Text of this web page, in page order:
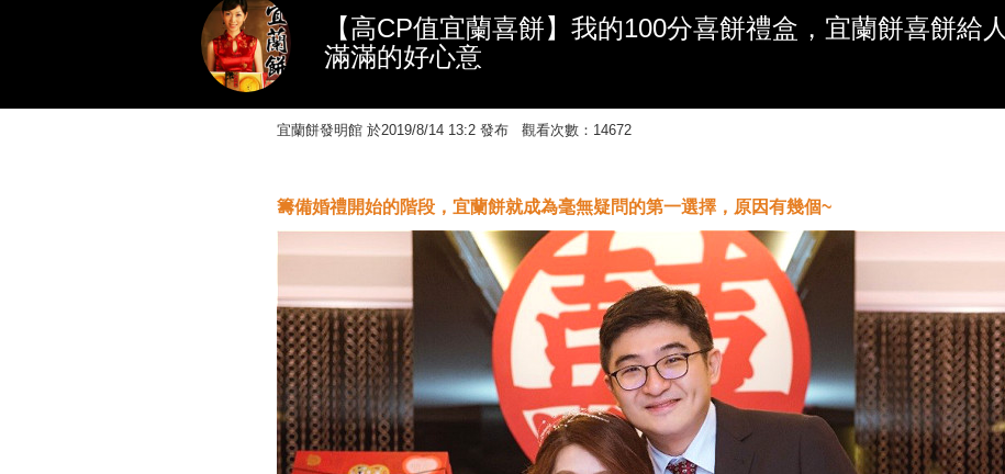
【高CP值宜蘭喜餅】我的100分喜餅禮盒，宜蘭餅喜餅給人
滿滿的好心意
宜蘭餅發明館 於2019/8/14 13:2 發布 觀看次數：14672
籌備婚禮開始的階段，宜蘭餅就成為毫無疑問的第一選擇，原因有幾個~